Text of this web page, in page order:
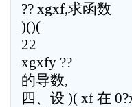
?? xgxf,求函数
)()(
22
xgxfy ??
的导数,
四、设 )( xf 在